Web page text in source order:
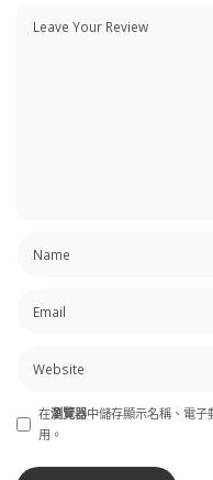
在瀏覽器中儲存顯示名稱、電
用。